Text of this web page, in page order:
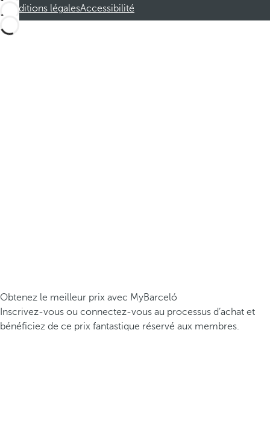
Conditions légalesAccessibilité
Obtenez le meilleur prix avec MyBarceló
Inscrivez-vous ou connectez-vous au processus d’achat et
bénéficiez de ce prix fantastique réservé aux membres.